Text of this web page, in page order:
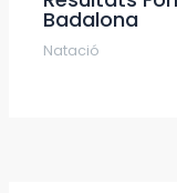
Badalona
Natació